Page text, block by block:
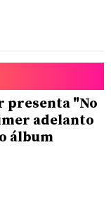
presenta "No
adelanto
álbum